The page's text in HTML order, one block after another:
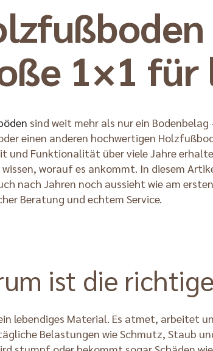
1×1 für
sind weit mehr als nur ein
einen anderen hochwertigen
und Funktionalität über viele Jahre
wissen, worauf es ankommt. In diesem
nach Jahren noch aussieht wie am
Beratung und echtem Service.
ist die
lebendiges Material. Es atmet, arbeitet
Belastungen wie Schmutz, Staub